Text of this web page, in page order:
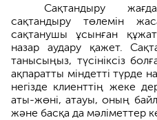
Сақтандыру
сақтандыру төлемін
сақтанушы ұсынған
назар аудару қажет.
танысыңыз, түсініксіз
ақпаратты міндетті түрде
негізде клиенттің жеке
аты-жөні, атауы, оның
және басқа да мәліметтер